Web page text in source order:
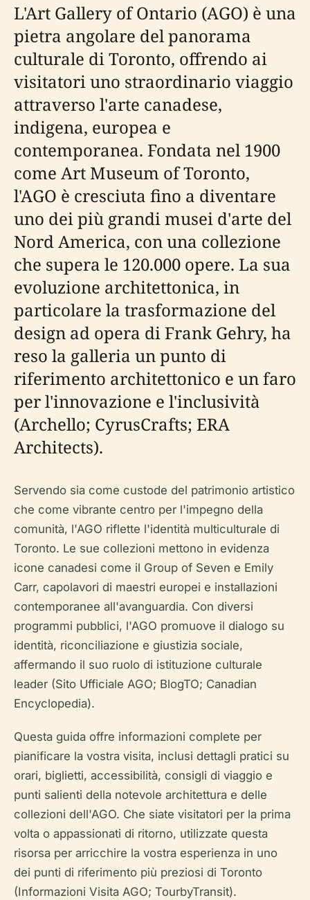
L'Art Gallery of Ontario (AGO) è una
pietra angolare del panorama
culturale di Toronto, offrendo ai
visitatori uno straordinario viaggio
attraverso l'arte canadese,
indigena, europea e
contemporanea. Fondata nel 1900
come Art Museum of Toronto,
l'AGO è cresciuta fino a diventare
uno dei più grandi musei d'arte del
Nord America, con una collezione
che supera le 120.000 opere. La sua
evoluzione architettonica, in
particolare la trasformazione del
design ad opera di Frank Gehry, ha
reso la galleria un punto di
riferimento architettonico e un faro
per l'innovazione e l'inclusività
(Archello; CyrusCrafts; ERA
Architects).
Servendo sia come custode del patrimonio artistico
che come vibrante centro per l'impegno della
comunità, l'AGO riflette l'identità multiculturale di
Toronto. Le sue collezioni mettono in evidenza
icone canadesi come il Group of Seven e Emily
Carr, capolavori di maestri europei e installazioni
contemporanee all'avanguardia. Con diversi
programmi pubblici, l'AGO promuove il dialogo su
identità, riconciliazione e giustizia sociale,
affermando il suo ruolo di istituzione culturale
leader (Sito Ufficiale AGO; BlogTO; Canadian
Encyclopedia).
Questa guida offre informazioni complete per
pianificare la vostra visita, inclusi dettagli pratici su
orari, biglietti, accessibilità, consigli di viaggio e
punti salienti della notevole architettura e delle
collezioni dell'AGO. Che siate visitatori per la prima
volta o appassionati di ritorno, utilizzate questa
risorsa per arricchire la vostra esperienza in uno
dei punti di riferimento più preziosi di Toronto
(Informazioni Visita AGO; TourbyTransit).